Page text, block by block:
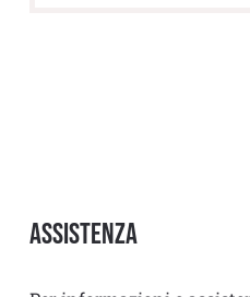
Assistenza